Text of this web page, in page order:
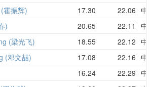
霍振辉) 17.30 22.06 中
) 20.65 22.11
中
(梁光飞) 18.55 22.12 中
(邓文喆) 17.08 22.16 中
16.24 22.29 中